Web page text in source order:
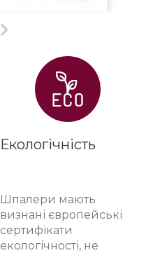
Екологічність
Шпалери мають
визнані європейські
сертифікати
екологічності, не